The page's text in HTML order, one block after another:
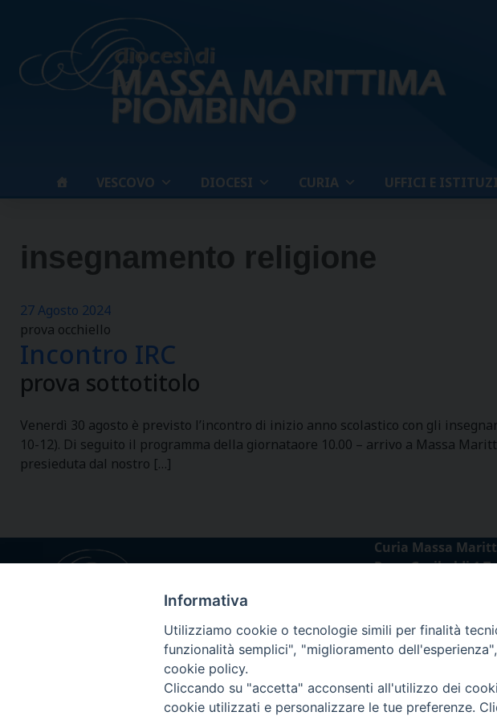
VESCOVO DIOCESI CURIA UFFICI E
insegnamento religione
27 Agosto 2024
prova occhiello
Incontro IRC
prova sottotitolo
Venerdì 30 agosto è previsto l’incontro di inizio anno scolastico con gli
10-12). Di seguito il programma della giornataore 10.00 – arrivo a Massa
presieduta dal nostro […]
Curia Massa
P.zza Garibaldi 1
Via Don
Informativa
Utilizziamo cookie o tecnologie simili per finalità
funzionalità semplici", "miglioramento
cookie policy.
Cliccando su "accetta" acconsenti all'utilizzo dei
cookie utilizzati e personalizzare le tue preferenze.